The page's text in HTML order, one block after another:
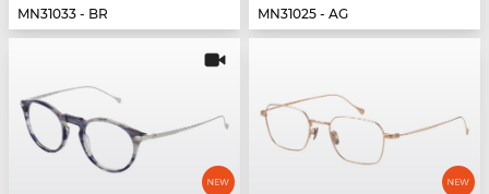
MN31033 - BR
MN31025 - AG